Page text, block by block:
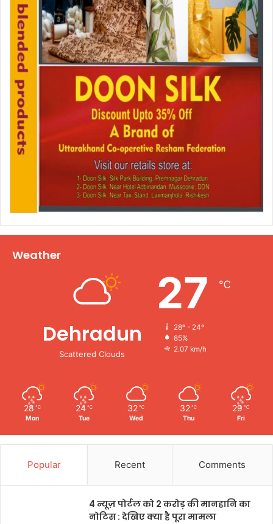
Weather
Dehradun
Scattered Clouds
27 ℃
28º - 24º
85%
2.07 km/h
28 ℃
Mon
24 ℃
Tue
32 ℃
Wed
32 ℃
Thu
29 ℃
Fri
Popular Recent Comments
4 न्यूज़ पोर्टल को 2 करोड़ की मानहानि का
नोटिस : देखिए क्या है पूरा मामला